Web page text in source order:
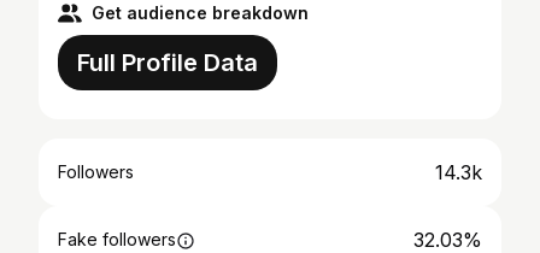
Get audience breakdown
Full Profile Data
Followers 14.3k
Fake followers 32.03%